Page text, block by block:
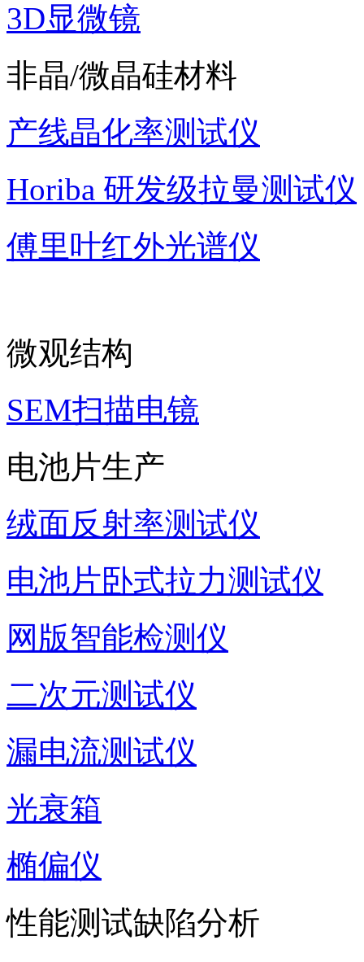
3D显微镜
非晶/微晶硅材料
产线晶化率测试仪
Horiba 研发级拉曼测试仪
傅里叶红外光谱仪
微观结构
SEM扫描电镜
电池片生产
绒面反射率测试仪
电池片卧式拉力测试仪
网版智能检测仪
二次元测试仪
漏电流测试仪
光衰箱
椭偏仪
性能测试缺陷分析